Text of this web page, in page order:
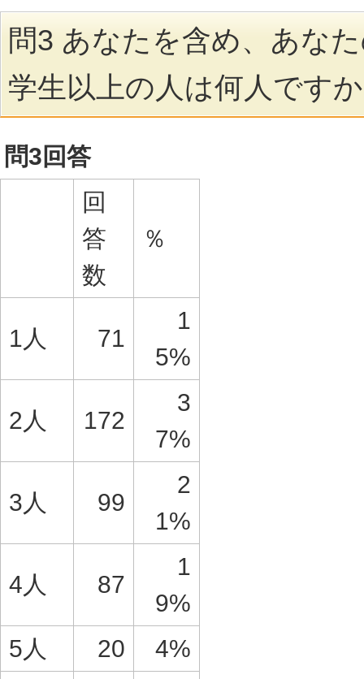
問3 あなたを含め、あな
学生以上の人は何人です
問3回答
回
答
数
％
1人 71
1
5%
2人 172
3
7%
3人 99
2
1%
4人 87
1
9%
5人
20
4%